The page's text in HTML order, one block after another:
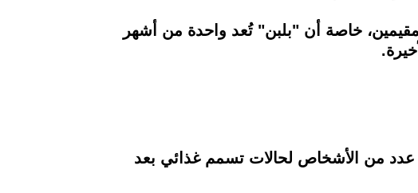
خاصة أن "بلبن" تُعد واحدة من أشهر
عدد من الأشخاص لحالات تسمم غذائي بعد